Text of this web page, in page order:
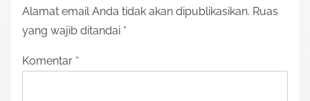
Alamat email Anda tidak akan dipublikasikan. Ruas
yang wajib ditandai *
Komentar *